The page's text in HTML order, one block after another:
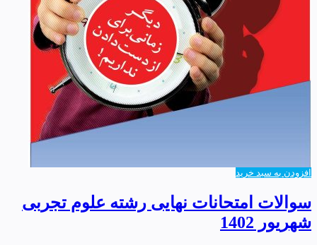
افزودن به سبد خرید
سوالات امتحانات نهایی رشته علوم تجربی
شهریور 1402